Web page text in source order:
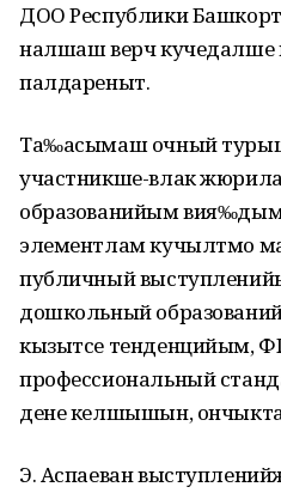
ДОО Республики
налшаш верч кучедалше
палдареныт.
Та‰асымаш очный
участникше-влак
образованийым
элементлам кучылтмо
публичный
дошкольный
кызытсе тенденцийым,
профессиональный
дене келшышын,
Э. Аспаеван